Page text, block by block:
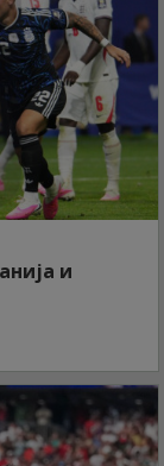
и